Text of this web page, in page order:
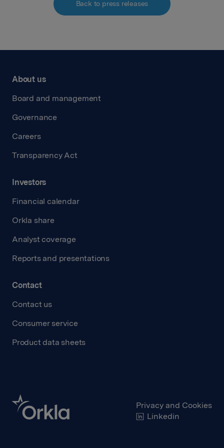
Back to press releases
About us
Board and management
Governance
Careers
Transparency Act
Investors
Financial calendar
Orkla share
Analyst coverage
Reports and presentations
Contact
Contact us
Consumer service
Product data sheets
Privacy and Cookies
Linkedin